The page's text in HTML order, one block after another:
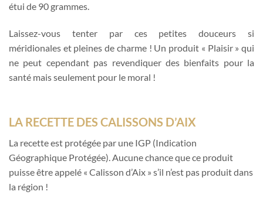
étui de 90 grammes.
Laissez-vous tenter par ces petites douceurs si
méridionales et pleines de charme ! Un produit « Plaisir » qui
ne peut cependant pas revendiquer des bienfaits pour la
santé mais seulement pour le moral !
LA RECETTE DES CALISSONS D’AIX
La recette est protégée par une IGP (Indication
Géographique Protégée). Aucune chance que ce produit
puisse être appelé « Calisson d’Aix » s’il n’est pas produit dans
la région !